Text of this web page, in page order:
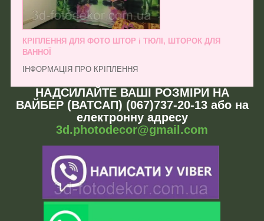
КРІПЛЕННЯ ДЛЯ ФОТО ШТОР і ТЮЛІ, ШТОРОК ДЛЯ
ВАННОЇ
ІНФОРМАЦІЯ ПРО КРІПЛЕННЯ
НАДСИЛАЙТЕ ВАШІ РОЗМІРИ НА
ВАЙБЕР (ВАТСАП) (067)737-20-13 або на
електронну адресу
3d.photodecor@gmail.com